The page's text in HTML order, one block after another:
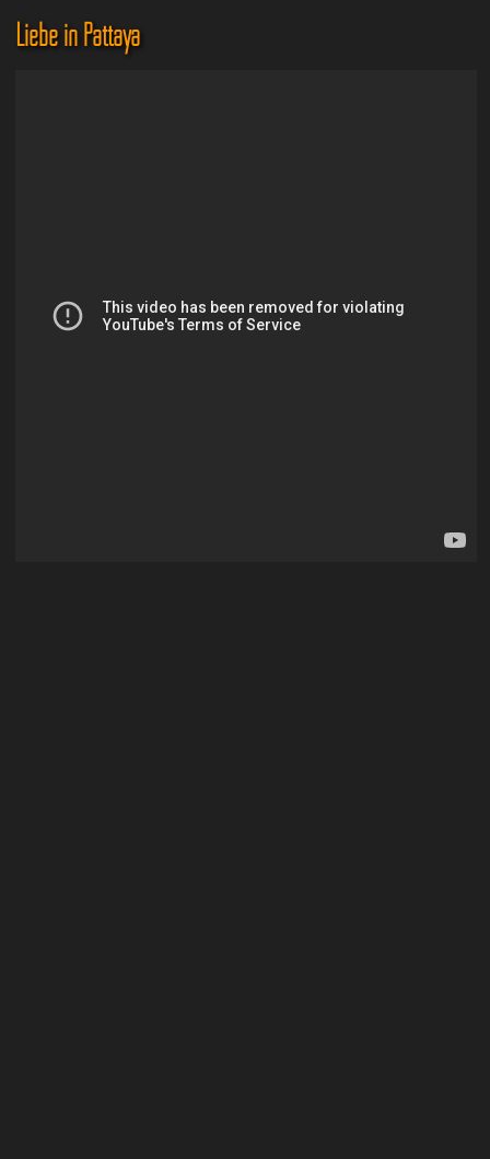
Liebe in Pattaya